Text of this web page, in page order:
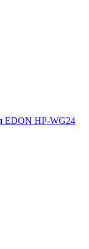
EDON HP-WG24